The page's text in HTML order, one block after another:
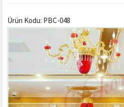
Ürün Kodu: PBC-048